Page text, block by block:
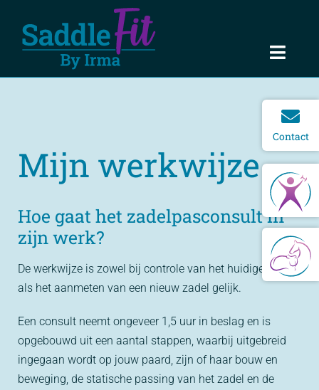
inhoud
Zadelpasconsult ∨
Tarieven
Contact
NL
Mijn werkwijze
Hoe gaat het zadelpasconsult in
zijn werk?
De werkwijze is zowel bij controle van het huidige zadel
als het aanmeten van een nieuw zadel gelijk.
Een consult neemt ongeveer 1,5 uur in beslag en is
opgebouwd uit een aantal stappen, waarbij uitgebreid
ingegaan wordt op jouw paard, zijn of haar bouw en
beweging, de statische passing van het zadel en de
Contact